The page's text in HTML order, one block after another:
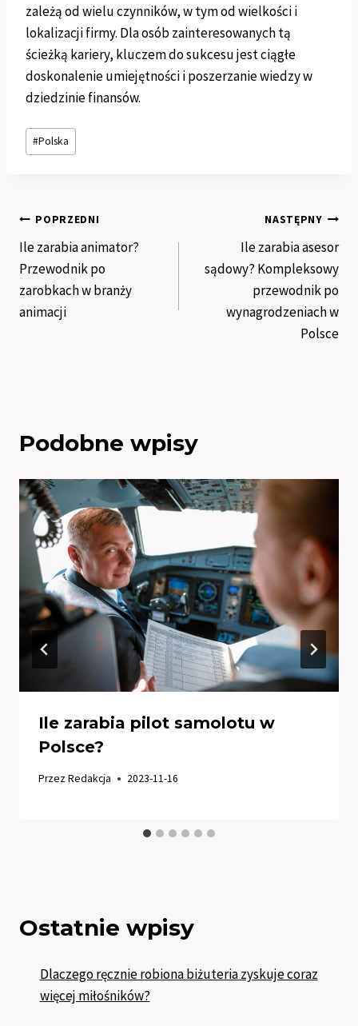
zależą od wielu czynników, w tym od wielkości i
lokalizacji firmy. Dla osób zainteresowanych tą
ścieżką kariery, kluczem do sukcesu jest ciągłe
doskonalenie umiejętności i poszerzanie wiedzy w
dziedzinie finansów.
Tagi
wpisu:
#Polska
Nawigacja
wpisu
POPRZEDNI
Ile zarabia animator?
Przewodnik po
zarobkach w branży
animacji
NASTĘPNY
Ile zarabia asesor
sądowy? Kompleksowy
przewodnik po
wynagrodzeniach w
Polsce
Podobne wpisy
Ile zarabia pilot samolotu w
Polsce?
PrzezRedakcja 2023-11-16
Ostatnie wpisy
Dlaczego ręcznie robiona biżuteria zyskuje coraz
więcej miłośników?